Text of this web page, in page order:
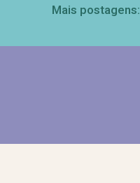
Mais postagens: